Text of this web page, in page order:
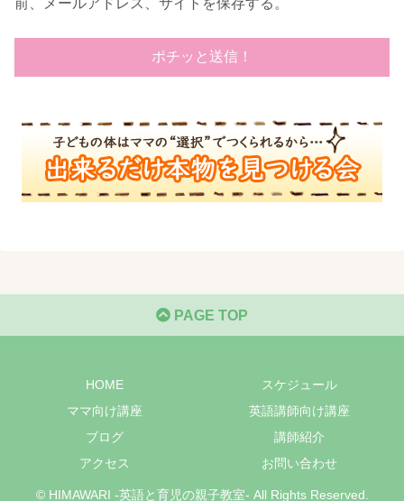
前、メールアドレス、サイトを保存する。
PAGE TOP
HOME
スケジュール
ママ向け講座
英語講師向け講座
ブログ
講師紹介
アクセス
お問い合わせ
© HIMAWARI -英語と育児の親子教室- All Rights Reserved.